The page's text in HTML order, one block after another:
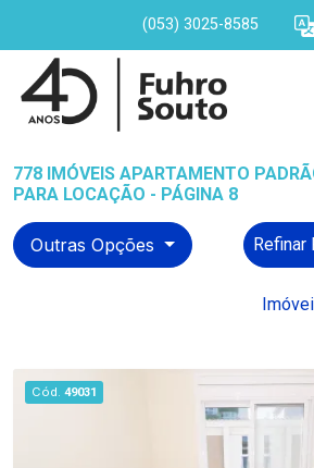
(053) 3025-8585
778 IMÓVEIS APARTAMENTO
PARA LOCAÇÃO - PÁGINA 8
Outras Opções Refinar
Cód. 49031